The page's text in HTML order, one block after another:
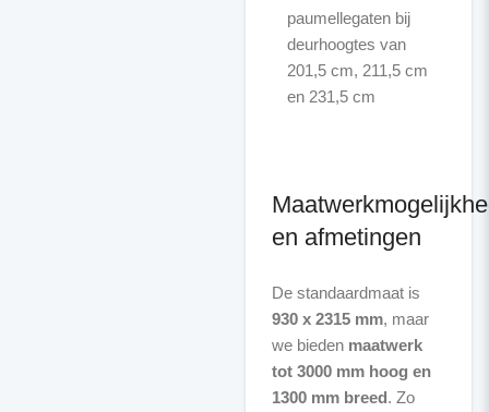
paumellegaten bij
deurhoogtes van
201,5 cm, 211,5 cm
en 231,5 cm
en afmetingen
De standaardmaat is
930 x 2315 mm, maar
we bieden maatwerk
tot 3000 mm hoog en
1300 mm breed. Zo